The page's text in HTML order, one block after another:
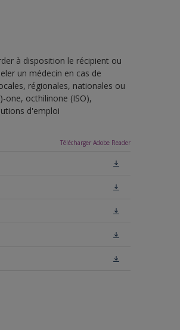
à disposition le récipient ou
un médecin en cas de
régionales, nationales ou
one, octhilinone (ISO),
d'emploi
Télécharger Adobe Reader